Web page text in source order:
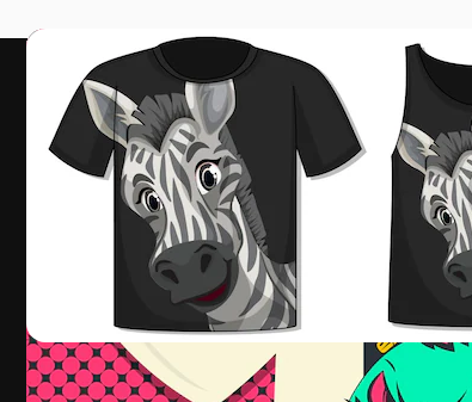
動画
モーショングラフィックス
動画テンプレート
アイコン
3D モデル
フォント
最高のクリエイティブ制作を導くためのプラ
ットフォーム。クリエイター、企業、代理
店、スタジオを含む100万人以上が利用して
います。
日本語
AI
AI
AI
ス
ツ